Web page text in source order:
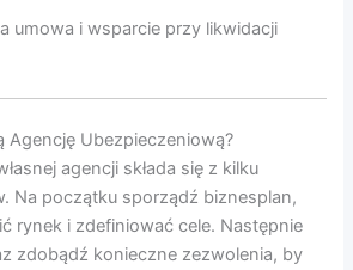
umowa i wsparcie przy likwidacji
Agencję Ubezpieczeniową?
agencji składa się z kilku
Na początku sporządź biznesplan,
rynek i zdefiniować cele. Następnie
zdobądź konieczne zezwolenia, by